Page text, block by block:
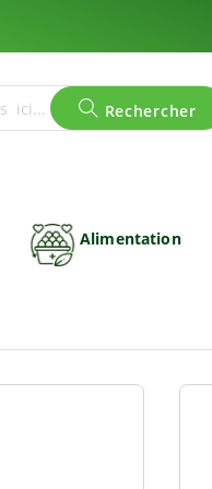
Rechercher
Alimentation